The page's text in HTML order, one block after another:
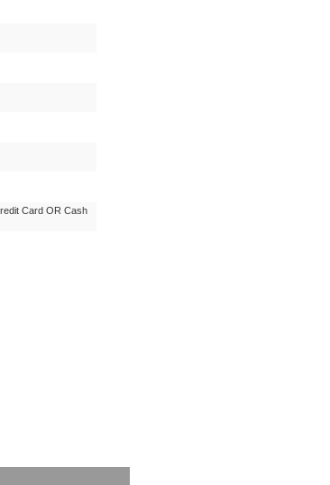
Card OR Cash